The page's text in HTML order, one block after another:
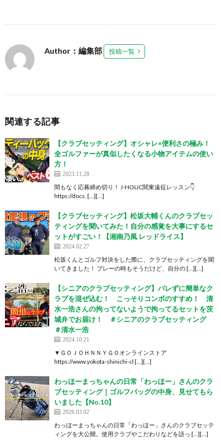
Author：編集部 投稿一覧
関連する記事
【クラブセッティング】オシャレ×便利さの極み！
全ゴルファーが真似したくなる小物アイテムの使い
方！
2023.11.28
間もなく応募締め切り！ J-HOLIC関東遠征レッスン👇
https://docs. […][…]
【クラブセッティング】松坂大輔くんのクラブセッ
ティングを聞いてみた！自分の感覚を大事にするセ
ットがすごい！【湘南乃風 レッドライス】
2024.02.27
松坂くんとゴルフ対決をした際に、クラブセッティングを聞
いてきました！ プレーの時もそうだけど、自分の […][…]
【シニアのクラブセッティング】バレずに簡単なク
ラブを混ぜ込む！ こっそりコンボのすすめ！ 清
水一浩さんの拘ってないようで拘ってるセットを茨
城弁でお届け！ ＃シニアのクラブセッティング
＃清水一浩
2024.10.21
▼ＧＯＪＯＨＮＮＹＧＯオンラインストア
https://www.yokota-shinichi-cl […][…]
わっほーまっちゃんの日常「わっほー」さんのクラ
ブセッティング｜ゴルフバッグの中身、見せてもら
いました【No.10】
2026.03.02
わっほーまっちゃんの日常「わっほー」さんのクラブセッテ
ィングを大公開。使用クラブやこだわりなどを語っ […][…]